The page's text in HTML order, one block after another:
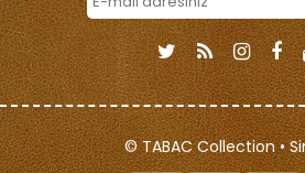
© TABAC Collection •